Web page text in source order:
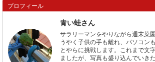
プロフィール
青い蛙さん
サラリーマンをやりながら週末菜
うやく子供の手も離れ、パソコン
とやらに挑戦します。これまで文
ましたが、写真も盛り込んでいき